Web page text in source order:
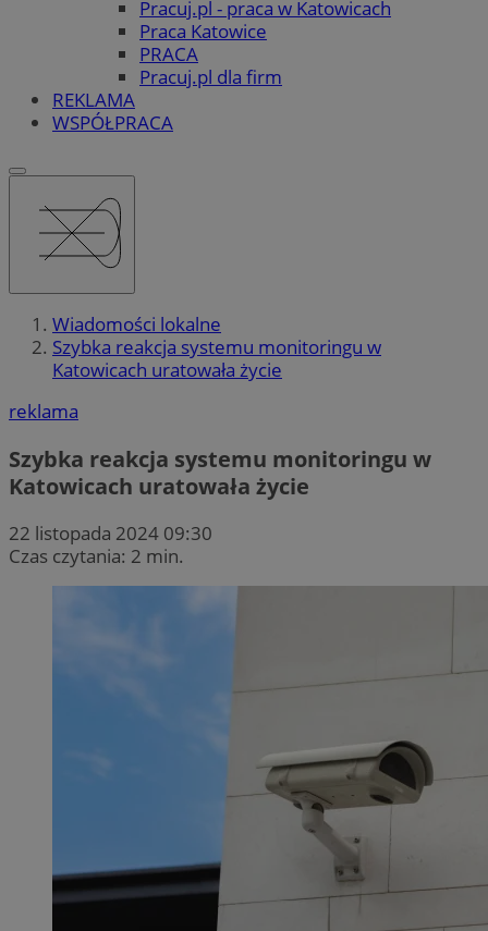
Pracuj.pl - praca w Katowicach
Praca Katowice
PRACA
Pracuj.pl dla firm
REKLAMA
WSPÓŁPRACA
Wiadomości lokalne
Szybka reakcja systemu monitoringu w
Katowicach uratowała życie
reklama
Szybka reakcja systemu monitoringu w
Katowicach uratowała życie
22 listopada 2024 09:30
Czas czytania: 2 min.